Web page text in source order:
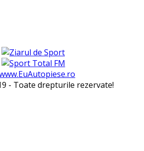
- Toate drepturile rezervate!